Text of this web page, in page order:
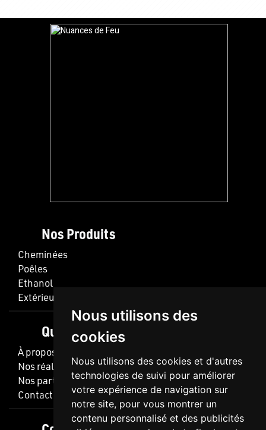
Nous utilisons des
cookies
Nous utilisons des cookies et d'autres
technologies de suivi pour améliorer
votre expérience de navigation sur
notre site, pour vous montrer un
contenu personnalisé et des publicités
Nos Produits
Cheminées
Poêles
Ethanol
Extérieur
Qui Sommes Nous ?
À propos de nous
Nos réalisations
Nos partenaires
Contact